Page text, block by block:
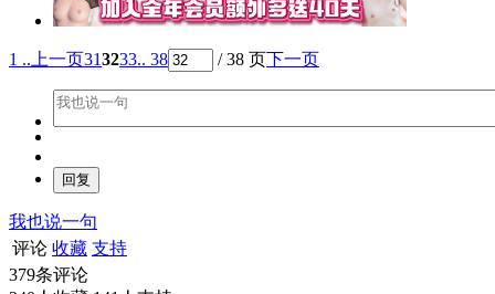
1 .. 上一页313233.. 38 / 38 页下一页
我也说一句
评论 收藏 支持
379条评论